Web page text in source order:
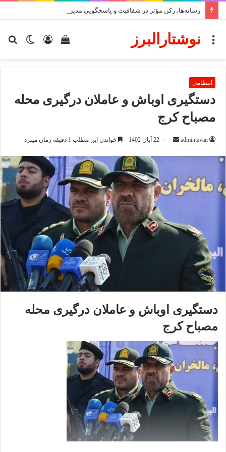
رسانه‌ها، رکن مؤثر در شفافیت و پاسخگویی مدیریت شهری
تغییر
ورود
دیدن
خرید
نوشتارالبرزمنو
انتظامی
دستگیری اوباش و عاملان درگیری محله
مصباح کرج
admintavan
ارسال22 آبان 1402 خواندن این مطلب 1 دقیقه زمان میبرد
دستگیری اوباش و عاملان درگیری محله
مصباح کرج